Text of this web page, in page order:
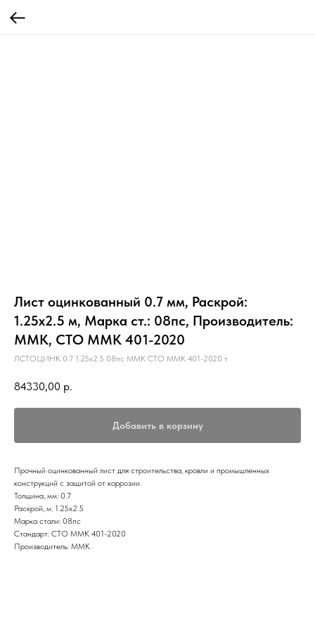
Лист оцинкованный 0.7 мм, Раскрой:
1.25х2.5 м, Марка ст.: 08пс, Производитель:
ММК, СТО ММК 401-2020
ЛСТОЦИНК 0.7 1.25х2.5 08пс ММК СТО ММК 401-2020 т
84330,00 р.
Добавить в корзину
Прочный оцинкованный лист для строительства, кровли и промышленных
конструкций с защитой от коррозии.
Толщина, мм: 0.7
Раскрой, м: 1.25х2.5
Марка стали: 08пс
Стандарт: СТО ММК 401-2020
Производитель: ММК